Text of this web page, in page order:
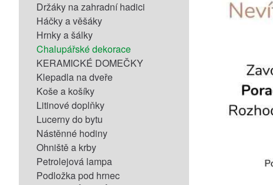
Držáky na zahradní hadici
Háčky a věšáky
Hrnky a šálky
Chalupářské dekorace
KERAMICKÉ DOMEČKY
Klepadla na dveře
Koše a košíky
Litinové doplňky
Lucerny do bytu
Nástěnné hodiny
Ohniště a krby
Petrolejová lampa
Podložka pod hrnec